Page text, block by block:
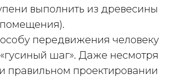
выполнить из древесины
передвижения человеку
шаг». Даже несмотря
правильном проектировании